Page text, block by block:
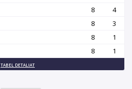
8
4
8
3
8
1
8 1
TABEL DETALIAT